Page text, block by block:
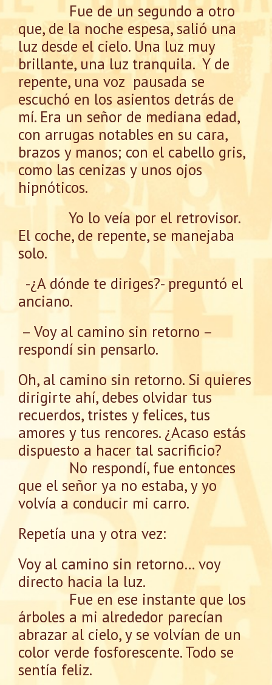
Fue de un segundo a otro
que, de la noche espesa, salió una
luz desde el cielo. Una luz muy
brillante, una luz tranquila. Y de
repente, una voz pausada se
escuchó en los asientos detrás de
mí. Era un señor de mediana edad,
con arrugas notables en su cara,
brazos y manos; con el cabello gris,
como las cenizas y unos ojos
hipnóticos.
Yo lo veía por el retrovisor.
El coche, de repente, se manejaba
solo.
-¿A dónde te diriges?- preguntó el
anciano.
– Voy al camino sin retorno –
respondí sin pensarlo.
Oh, al camino sin retorno. Si quieres
dirigirte ahí, debes olvidar tus
recuerdos, tristes y felices, tus
amores y tus rencores. ¿Acaso estás
dispuesto a hacer tal sacrificio?
No respondí, fue entonces
que el señor ya no estaba, y yo
volvía a conducir mi carro.
Repetía una y otra vez:
Voy al camino sin retorno… voy
directo hacia la luz.
Fue en ese instante que los
árboles a mi alrededor parecían
abrazar al cielo, y se volvían de un
color verde fosforescente. Todo se
sentía feliz.